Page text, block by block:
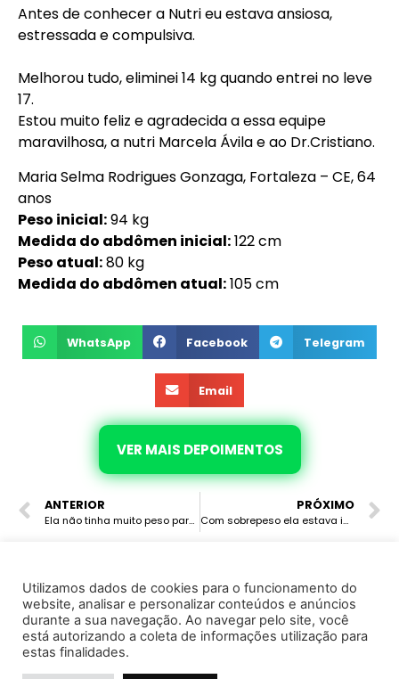
Antes de conhecer a Nutri eu estava ansiosa,
estressada e compulsiva.
Melhorou tudo, eliminei 14 kg quando entrei no leve
17.
Estou muito feliz e agradecida a essa equipe
maravilhosa, a nutri Marcela Ávila e ao Dr.Cristiano.
Maria Selma Rodrigues Gonzaga, Fortaleza – CE, 64
anos
Peso inicial:94 kg
Medida do abdômen inicial:122 cm
Peso atual:80 kg
Medida do abdômen atual:105 cm
WhatsApp Facebook Telegram
Email
VER MAIS DEPOIMENTOS
ANTERIOR
Ela não tinha muito peso para emagrecer, fez o Emagrecimento Hormonal e eliminou 5.1 kg, desinflamou seu corpo, está com mais disposição, se alimentando bem e sem dores.
PRÓXIMO
Com sobrepeso ela estava insegura, sem autoestima, com o Emagrecimento Hormonal eliminou 2 kg, está com mais disposição, recuperou sua autoestima, sua pele está mais bonita.
© 2022 · Marcela Avila · Todos os direitos reservados
Instituto de Saúde e Cursos Ltda - CNPJ 37.130.995/0001-25
Política de Privacidade
Utilizamos dados de cookies para o funcionamento do
website, analisar e personalizar conteúdos e anúncios
durante a sua navegação. Ao navegar pelo site, você
está autorizando a coleta de informações utilização para
estas finalidades.